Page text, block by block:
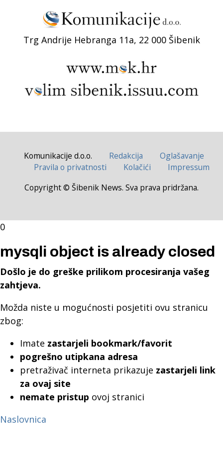
Trg Andrije Hebranga 11a, 22 000 Šibenik
Komunikacije d.o.o. Redakcija
Oglašavanje
Pravila o privatnosti
Kolačići
Impressum
Copyright © Šibenik News. Sva prava pridržana.
0
mysqli object is already closed
Došlo je do greške prilikom procesiranja vašeg
zahtjeva.
Možda niste u mogućnosti posjetiti ovu stranicu
zbog:
Imate zastarjeli bookmark/favorit
pogrešno utipkana adresa
pretraživač interneta prikazuje zastarjeli link
za ovaj site
nemate pristup ovoj stranici
Naslovnica